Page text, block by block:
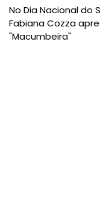
No Dia Nacional do
Fabiana Cozza
"Macumbeira"